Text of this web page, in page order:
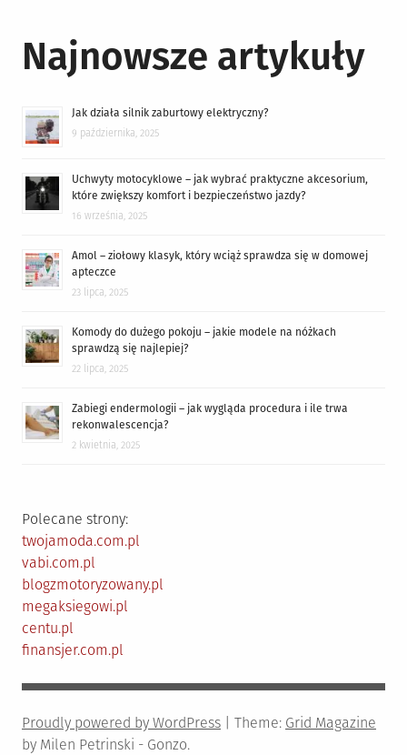
Najnowsze artykuły
Jak działa silnik zaburtowy elektryczny?
9 października, 2025
Uchwyty motocyklowe – jak wybrać praktyczne akcesorium,
które zwiększy komfort i bezpieczeństwo jazdy?
16 września, 2025
Amol – ziołowy klasyk, który wciąż sprawdza się w domowej
apteczce
23 lipca, 2025
Komody do dużego pokoju – jakie modele na nóżkach
sprawdzą się najlepiej?
22 lipca, 2025
Zabiegi endermologii – jak wygląda procedura i ile trwa
rekonwalescencja?
2 kwietnia, 2025
Polecane strony:
twojamoda.com.pl
vabi.com.pl
blogzmotoryzowany.pl
megaksiegowi.pl
centu.pl
finansjer.com.pl
Proudly powered by WordPress Theme: Grid Magazine
by Milen Petrinski - Gonzo.